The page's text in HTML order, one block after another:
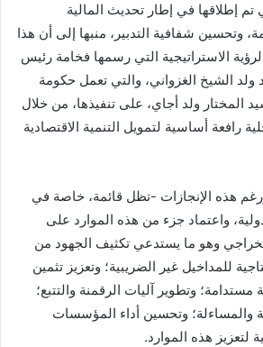
تم إطلاقها في إطار تحديث المالية
وتحسين شفافية التدبير، منبها إلى أن هذا
الاستراتيجية التي رسمها فخامة رئيس
ولد الشيخ الغزواني، والتي تعمل حكومة
المختار ولد أجاي، على تنفيذها، من خلال
رافعة أساسية لتمويل التنمية الاقتصادية
هذه الإنجازات -تظل قائمة، خاصة في
واعتماد جزء من هذه الموارد على
وهو ما يستدعي تكثيف الجهود من
للمداخيل غير الضريبية؛ وتعزيز تثمين
مستدامة؛ وتطوير آليات الرقمنة والتتبع؛
والمساءلة؛ وتحسين أداء المؤسسات
لتعزيز هذه الموارد.